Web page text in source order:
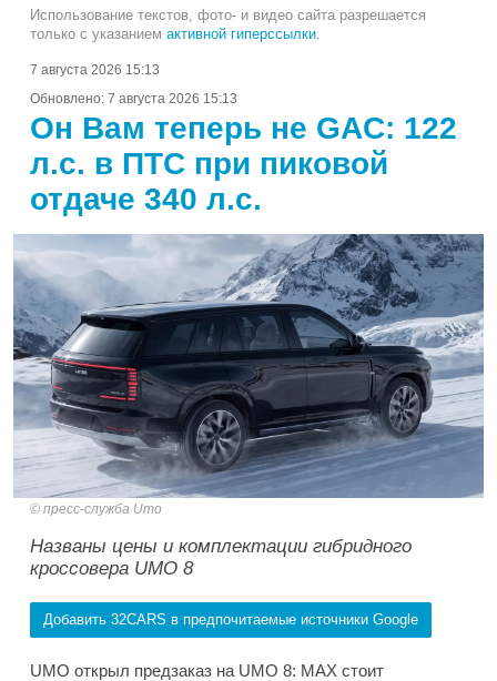
Использование текстов, фото- и видео сайта разрешается
только с указанием активной гиперссылки
7 августа 2026 15:13
Обновлено: 7 августа 2026 15:13
Он Вам теперь не GAC: 122
л.с. в ПТС при пиковой
отдаче 340 л.с.
пресс-служба Umo
Названы цены и комплектации гибридного
кроссовера UMO 8
Добавить 32CARS в предпочитаемые источники Google
UMO открыл предзаказ на UMO 8: MAX стоит